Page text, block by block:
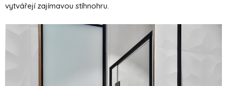
vytvářejí zajímavou stíhnohru.